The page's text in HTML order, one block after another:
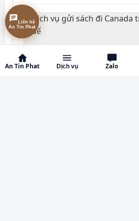
An Tin Phat Dịch vụ Zalo
Liên hệ
An Tin Phat